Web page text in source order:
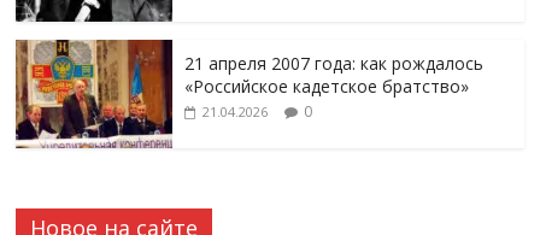
21 апреля 2007 года: как рождалось
«Российское кадетское братство»
21.04.2026 0
Новое на сайте